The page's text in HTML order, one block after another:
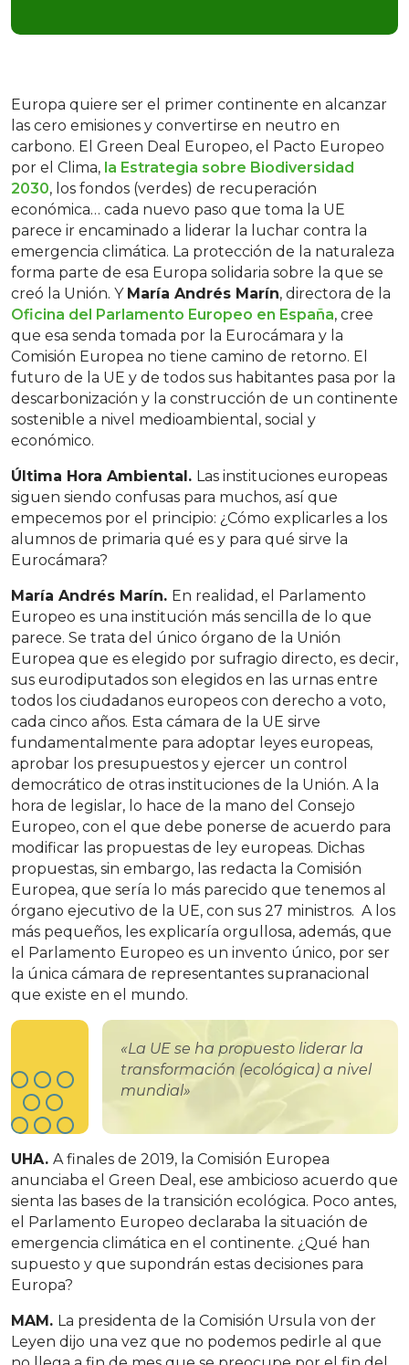
Europa quiere ser el primer continente en alcanzar
las cero emisiones y convertirse en neutro en
carbono. El Green Deal Europeo, el Pacto Europeo
por el Clima, la Estrategia sobre Biodiversidad
2030, los fondos (verdes) de recuperación
económica… cada nuevo paso que toma la UE
parece ir encaminado a liderar la luchar contra la
emergencia climática. La protección de la naturaleza
forma parte de esa Europa solidaria sobre la que se
creó la Unión. Y María Andrés Marín, directora de la
Oficina del Parlamento Europeo en España, cree
que esa senda tomada por la Eurocámara y la
Comisión Europea no tiene camino de retorno. El
futuro de la UE y de todos sus habitantes pasa por la
descarbonización y la construcción de un continente
sostenible a nivel medioambiental, social y
económico.
Última Hora Ambiental. Las instituciones europeas
siguen siendo confusas para muchos, así que
empecemos por el principio: ¿Cómo explicarles a los
alumnos de primaria qué es y para qué sirve la
Eurocámara?
María Andrés Marín. En realidad, el Parlamento
Europeo es una institución más sencilla de lo que
parece. Se trata del único órgano de la Unión
Europea que es elegido por sufragio directo, es decir,
sus eurodiputados son elegidos en las urnas entre
todos los ciudadanos europeos con derecho a voto,
cada cinco años. Esta cámara de la UE sirve
fundamentalmente para adoptar leyes europeas,
aprobar los presupuestos y ejercer un control
democrático de otras instituciones de la Unión. A la
hora de legislar, lo hace de la mano del Consejo
Europeo, con el que debe ponerse de acuerdo para
modificar las propuestas de ley europeas. Dichas
propuestas, sin embargo, las redacta la Comisión
Europea, que sería lo más parecido que tenemos al
órgano ejecutivo de la UE, con sus 27 ministros. A los
más pequeños, les explicaría orgullosa, además, que
el Parlamento Europeo es un invento único, por ser
la única cámara de representantes supranacional
que existe en el mundo.
«La UE se ha propuesto liderar la
transformación (ecológica) a nivel
mundial»
UHA. A finales de 2019, la Comisión Europea
anunciaba el Green Deal, ese ambicioso acuerdo que
sienta las bases de la transición ecológica. Poco antes,
el Parlamento Europeo declaraba la situación de
emergencia climática en el continente. ¿Qué han
supuesto y que supondrán estas decisiones para
Europa?
MAM. La presidenta de la Comisión Ursula von der
Leyen dijo una vez que no podemos pedirle al que